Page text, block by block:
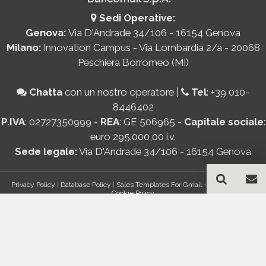
Sedi Operative:
Genova: Via D'Andrade 34/106 - 16154 Genova
Milano: Innovation Campus - Via Lombardia 2/a - 20068
Peschiera Borromeo (MI)
Chatta con un nostro operatore | Tel: +39 010-
8446402
P.IVA: 02727350999 - REA: GE 506965 - Capitale sociale:
euro 295.000,00 i.v.
Sede legale:Via D'Andrade 34/106 - 16154 Genova
Privacy Policy | Database Policy | Sales Templates For Gmail - AddOn Policy|
Cookie Policy